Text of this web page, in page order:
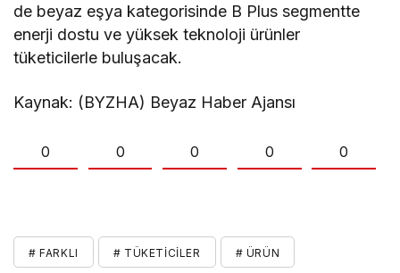
de beyaz eşya kategorisinde B Plus segmentte
enerji dostu ve yüksek teknoloji ürünler
tüketicilerle buluşacak.
Kaynak: (BYZHA) Beyaz Haber Ajansı
0 0 0 0 0
# FARKLI # TÜKETICILER # ÜRÜN